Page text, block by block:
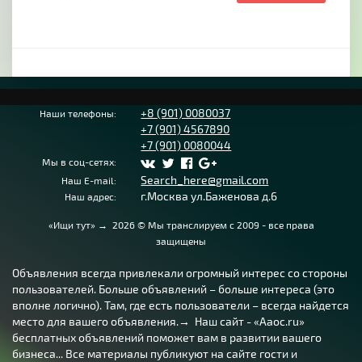
Наши телефоны:
+8 (901) 0080037
+7 (901) 4567890
+7 (901) 0080044
Мы в соц-сетях:
Наш E-mail:
Search_here@gmail.com
Наш адрес: г.Москва ул.Баженова д.6
«Ищи тут» → 2026© Мы транслируем с 2009 - все права
защищены
Объявления всегда привлекали огромный интерес со стороны
пользователей. Больше объявлений – больше интереса (это
вполне логично). Там, где есть пользователи – всегда найдется
место для вашего объявления.→ Наш сайт - «Aaoc.ru»
бесплатных объявлений поможет вам в развитии вашего
бизнеса... Все материалы публикуют на сайте гости и